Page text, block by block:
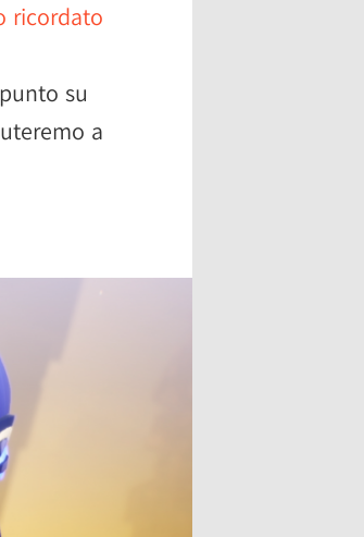
ricordato
su
a